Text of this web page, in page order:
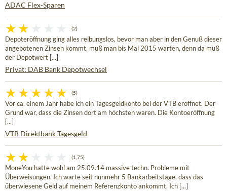
ADAC Flex-Sparen
(2)
Depoteröffnung ging alles reibungslos, bevor man aber in den Genuß dieser
angebotenen Zinsen kommt, muß man bis Mai 2015 warten, denn da muß
der Depotwert [...]
Privat: DAB Bank Depotwechsel
(5)
Vor ca. einem Jahr habe ich ein Tagesgeldkonto bei der VTB eröffnet. Der
Grund war, dass die Zinsen dort am höchsten waren. Die Kontoeröffnung
[...]
VTB Direktbank Tagesgeld
(1,75)
MoneYou hatte wohl am 25.09.14 massive techn. Probleme mit
Überweisungen. Ich warte seit nunmehr 5 Bankarbeitstage, dass das
überwiesene Geld auf meinem Referenzkonto ankommt. Ich [...]